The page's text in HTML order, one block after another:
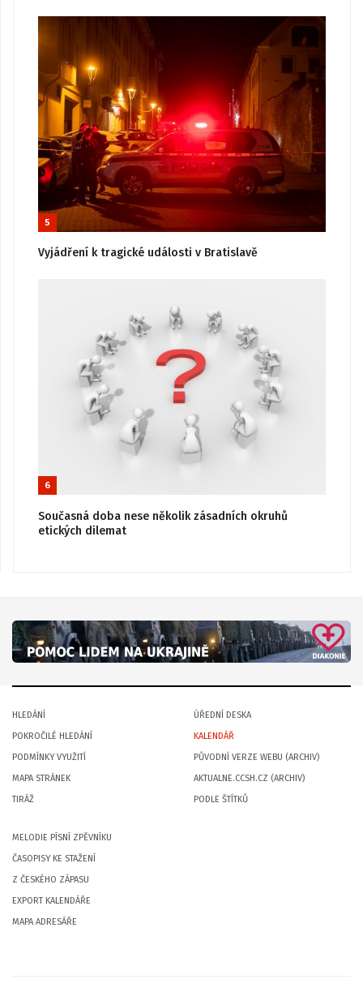
5
Vyjádření k tragické události v Bratislavě
6
Současná doba nese několik zásadních okruhů
etických dilemat
HLEDÁNÍ
POKROČILÉ HLEDÁNÍ
PODMÍNKY VYUŽITÍ
MAPA STRÁNEK
TIRÁŽ
ÚŘEDNÍ DESKA
KALENDÁŘ
PŮVODNÍ VERZE WEBU (ARCHIV)
AKTUALNE.CCSH.CZ (ARCHIV)
PODLE ŠTÍTKŮ
MELODIE PÍSNÍ ZPĚVNÍKU
ČASOPISY KE STAŽENÍ
Z ČESKÉHO ZÁPASU
EXPORT KALENDÁŘE
MAPA ADRESÁŘE